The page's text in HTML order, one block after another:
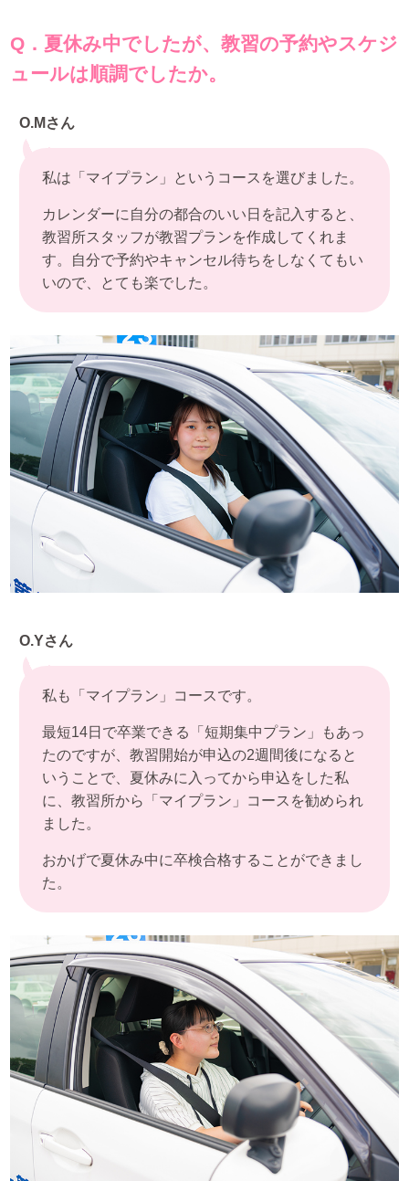
Q．夏休み中でしたが、教習の予約やスケジ
ュールは順調でしたか。
O.Mさん
私は「マイプラン」というコースを選びました。
カレンダーに自分の都合のいい日を記入すると、
教習所スタッフが教習プランを作成してくれま
す。自分で予約やキャンセル待ちをしなくてもい
いので、とても楽でした。
O.Yさん
私も「マイプラン」コースです。
最短14日で卒業できる「短期集中プラン」もあっ
たのですが、教習開始が申込の2週間後になると
いうことで、夏休みに入ってから申込をした私
に、教習所から「マイプラン」コースを勧められ
ました。
おかげで夏休み中に卒検合格することができまし
た。